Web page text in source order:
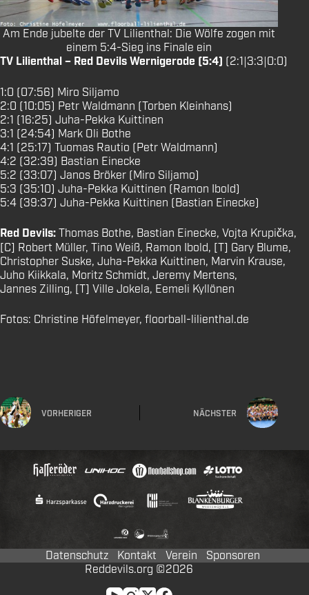
Am Ende jubelte der TV Lilienthal: Die Wölfe zogen mit
einem 5:4-Sieg ins Finale ein
TV Lilienthal – Red Devils Wernigerode (5:4) (2:1|3:3|0:0)
1:0 (07:56) Miro Siljamo
2:0 (10:05) Petr Waldmann (Torben Kleinhans)
2:1 (16:25) Juha-Pekka Kuittinen
3:1 (24:54) Mark Oli Bothe
4:1 (25:17) Tuomas Rautio (Petr Waldmann)
4:2 (32:39) Bastian Einecke
5:2 (33:07) Janos Bröker (Miro Siljamo)
5:3 (35:10) Juha-Pekka Kuittinen (Ramon Ibold)
5:4 (39:37) Juha-Pekka Kuittinen (Bastian Einecke)
Red Devils: Thomas Bothe, Bastian Einecke, Vojta Krupička,
[C] Robert Müller, Tino Weiß, Ramon Ibold, [T] Gary Blume,
Christopher Suske, Juha-Pekka Kuittinen, Marvin Krause,
Juho Kiikkala, Moritz Schmidt, Jeremy Mertens,
Jannes Zilling, [T] Ville Jokela, Eemeli Kyllönen
Fotos: Christine Höfelmeyer, floorball-lilienthal.de
VORHERIGER NÄCHSTER
Datenschutz Kontakt Verein
Sponsoren
Reddevils.org ©2026